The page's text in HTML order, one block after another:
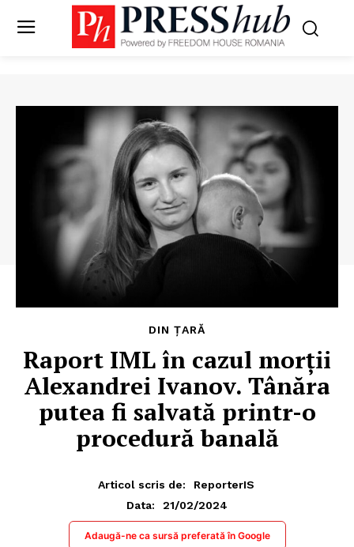
DIN ȚARĂ
Raport IML în cazul morții
Alexandrei Ivanov. Tânăra
putea fi salvată printr-o
procedură banală
Articol scris de:
ReporterIS
Data:
21/02/2024
Adaugă-ne ca sursă preferată în Google